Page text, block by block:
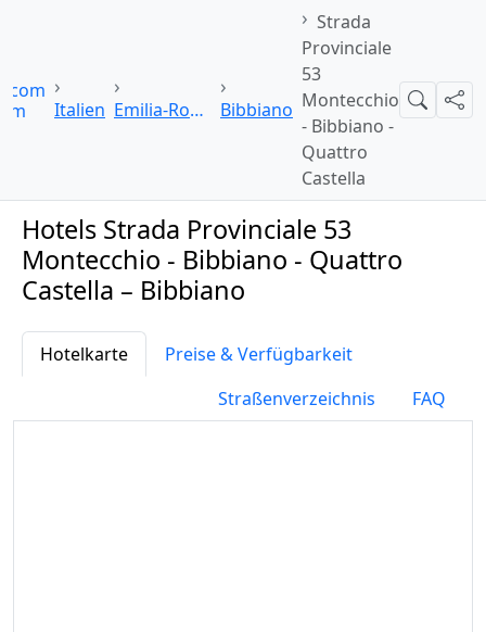
Italien
Emilia-Romagna Bibbiano
Strada
Provinciale
53
Montecchio
- Bibbiano -
Quattro
Castella
Suche
Hotels Strada Provinciale 53
Montecchio - Bibbiano - Quattro
Castella – Bibbiano
Hotelkarte
Preise & Verfügbarkeit
Straßenverzeichnis
FAQ